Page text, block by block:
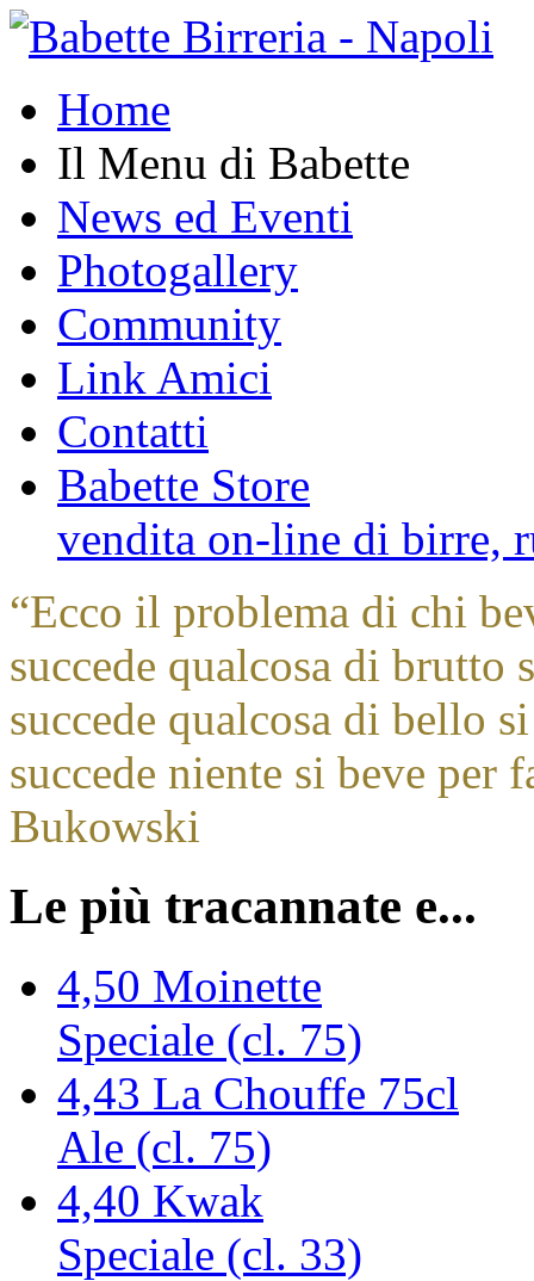
Home
Il Menu di Babette
News ed Eventi
Photogallery
Community
Link Amici
Contatti
Babette Store
vendita on-line di birre,
“Ecco il problema di chi
succede qualcosa di brutto
succede qualcosa di bello
succede niente si beve per
Bukowski
Le più tracannate e...
4,50 Moinette
Speciale (cl. 75)
4,43 La Chouffe 75cl
Ale (cl. 75)
4,40 Kwak
Speciale (cl. 33)